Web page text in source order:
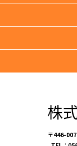
株
〒446-